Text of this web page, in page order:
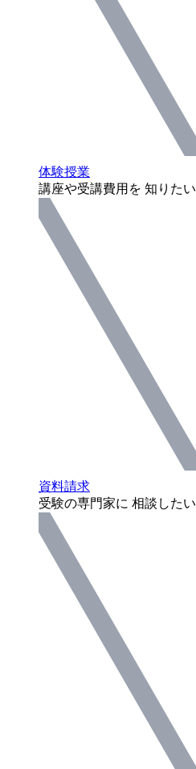
体験授業
講座や受講費用を 知りたい
資料請求
受験の専門家に 相談したい